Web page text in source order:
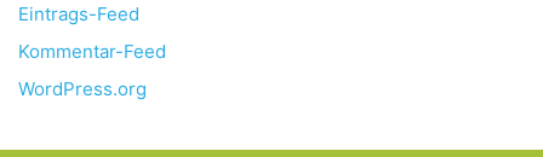
Eintrags-Feed
Kommentar-Feed
WordPress.org